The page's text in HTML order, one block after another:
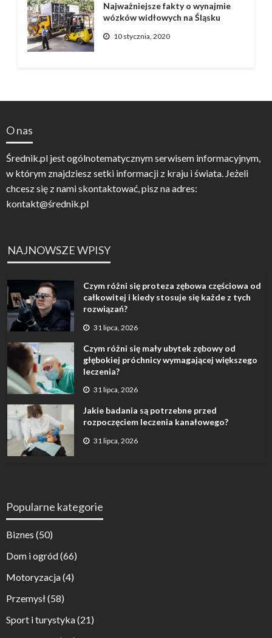
Najważniejsze fakty o wynajmie
wózków widłowych na Śląsku
10 stycznia, 2020
O nas
Średnik.pl jest ogólnotematycznym serwisem informacyjnym,
w którym znajdziesz setki informacji z kraju i świata. Jeżeli
chcesz się z nami skontaktować, pisz na adres:
kontakt@średnik.pl
NAJNOWSZE WPISY
Czym różni się proteza zębowa częściowa od
całkowitej i kiedy stosuje się każde z tych
rozwiązań?
31 lipca, 2026
Czym różni się mały ubytek zębowy od
głębokiej próchnicy wymagającej większego
leczenia?
31 lipca, 2026
Jakie badania są potrzebne przed
rozpoczęciem leczenia kanałowego?
31 lipca, 2026
Popularne kategorie
Biznes (50)
Dom i ogród(66)
Motoryzacja(4)
Przemysł(58)
Sport i turystyka(21)